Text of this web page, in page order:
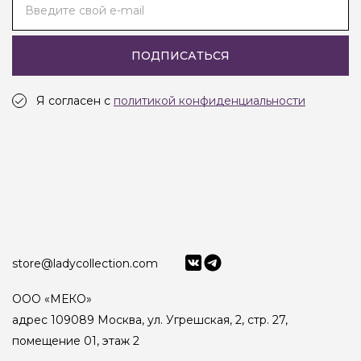
Введите свой e-mail
ПОДПИСАТЬСЯ
Я согласен с политикой конфиденциальности
store@ladycollection.com
ООО «МЕКО»
адрес 109089 Москва, ул. Угрешская, 2, стр. 27,
помещение 01, этаж 2